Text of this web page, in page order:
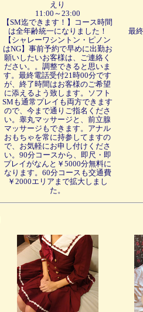
えり
11:00～23:00
【SM迄できます！】コース時間
は全年齢統一になりました！
【シャレーワシントン・ピノン
はNG】事前予約で早めに出勤お
願いしたいお客様は、ご連絡く
ださい。。調整できると思いま
す。最終電話受付21時00分です
が、終了時間はお客様のご希望
に添えるよう致します。ソフト
SMも通常プレイも両方できます
ので、今まで通りご指名くださ
い。睾丸マッサージと、前立腺
マッサージもできます。アナル
おもちゃを常に持参してますの
で、お気軽にお申し付けくださ
い。90分コースから、即尺・即
プレイがなんと￥5000分無料に
なります。60分コースも交通費
￥2000エリアまで拡大しまし
た。
最